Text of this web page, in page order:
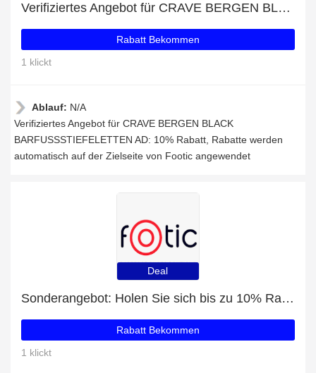
Verifiziertes Angebot für CRAVE BERGEN BLACK BARFUSSSTIEFELETTEN AD: 10% Rabatt
Rabatt Bekommen
1 klickt
Ablauf: N/A
Verifiziertes Angebot für CRAVE BERGEN BLACK
BARFUSSSTIEFELETTEN AD: 10% Rabatt, Rabatte werden
automatisch auf der Zielseite von Footic angewendet
Deal
Sonderangebot: Holen Sie sich bis zu 10% Rabatt auf CRAVE BERGEN WINTER DARK BLUE WINTER-BARFUSSSTIEFELETTEN AD
Rabatt Bekommen
1 klickt